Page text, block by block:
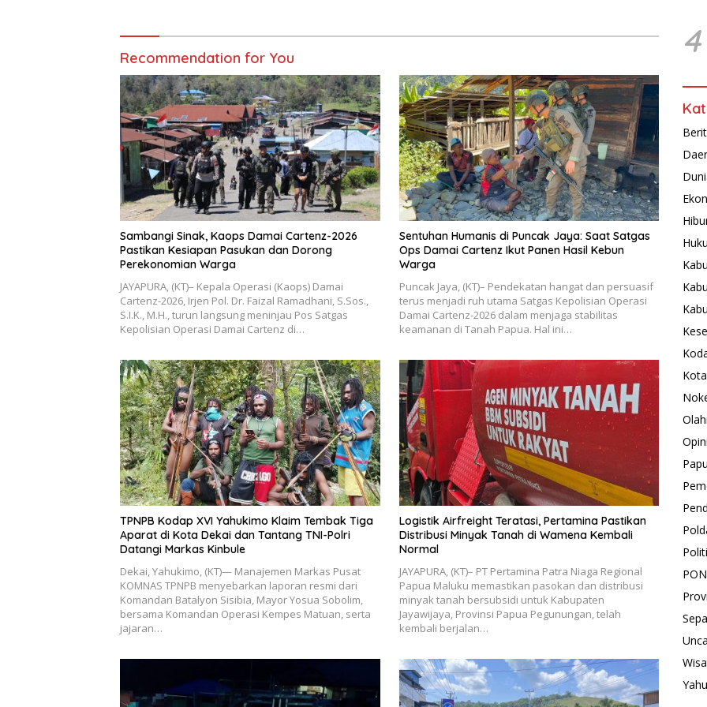
Recommendation for You
Sambangi Sinak, Kaops Damai Cartenz-2026
Pastikan Kesiapan Pasukan dan Dorong
Perekonomian Warga
JAYAPURA, (KT)– Kepala Operasi (Kaops) Damai
Cartenz-2026, Irjen Pol. Dr. Faizal Ramadhani, S.Sos.,
S.I.K., M.H., turun langsung meninjau Pos Satgas
Kepolisian Operasi Damai Cartenz di…
Sentuhan Humanis di Puncak Jaya: Saat Satgas
Ops Damai Cartenz Ikut Panen Hasil Kebun
Warga
Puncak Jaya, (KT)– Pendekatan hangat dan persuasif
terus menjadi ruh utama Satgas Kepolisian Operasi
Damai Cartenz-2026 dalam menjaga stabilitas
keamanan di Tanah Papua. Hal ini…
TPNPB Kodap XVI Yahukimo Klaim Tembak Tiga
Aparat di Kota Dekai dan Tantang TNI-Polri
Datangi Markas Kinbule
Dekai, Yahukimo, (KT)— Manajemen Markas Pusat
KOMNAS TPNPB menyebarkan laporan resmi dari
Komandan Batalyon Sisibia, Mayor Yosua Sobolim,
bersama Komandan Operasi Kempes Matuan, serta
jajaran…
Logistik Airfreight Teratasi, Pertamina Pastikan
Distribusi Minyak Tanah di Wamena Kembali
Normal
JAYAPURA, (KT)– PT Pertamina Patra Niaga Regional
Papua Maluku memastikan pasokan dan distribusi
minyak tanah bersubsidi untuk Kabupaten
Jayawijaya, Provinsi Papua Pegunungan, telah
kembali berjalan…
4